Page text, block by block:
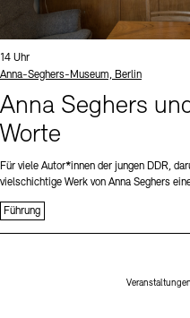
Uhrzeit:
14 Uhr
Standort
Anna-Seghers-Museum, Berlin
Anna Seghers
Worte
Für viele Autor*innen der jungen DDR,
vielschichtige Werk von Anna Seghers
Führung